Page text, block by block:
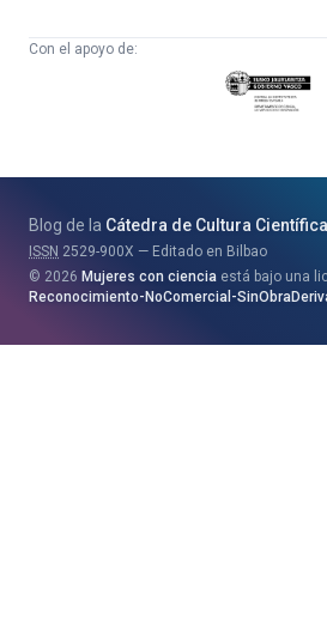
Con el apoyo de:
Eusko
Jaurlaritza
eta
Berrikuntza
Saila
Blog de la Cátedra de Cultura Científica
ISSN 2529-900X
Editado en Bilbao
2026 Mujeres con ciencia está bajo una
Reconocimiento-NoComercial-